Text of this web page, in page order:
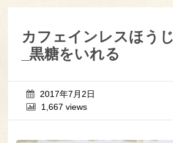
カフェインレスほう
_黒糖をいれる
2017年7月2日
1,667 views